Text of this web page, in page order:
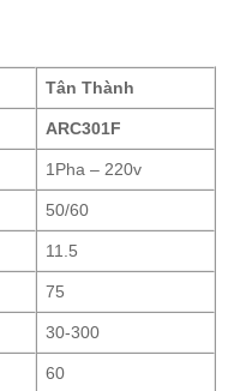
Tân Thành
ARC301F
1Pha – 220v
50/60
11.5
75
30-300
60